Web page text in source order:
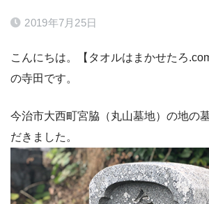
2019年7月25日
こんにちは。【タオルはまかせたろ
の寺田です。
今治市大西町宮脇（丸山墓地）の地の
だきました。